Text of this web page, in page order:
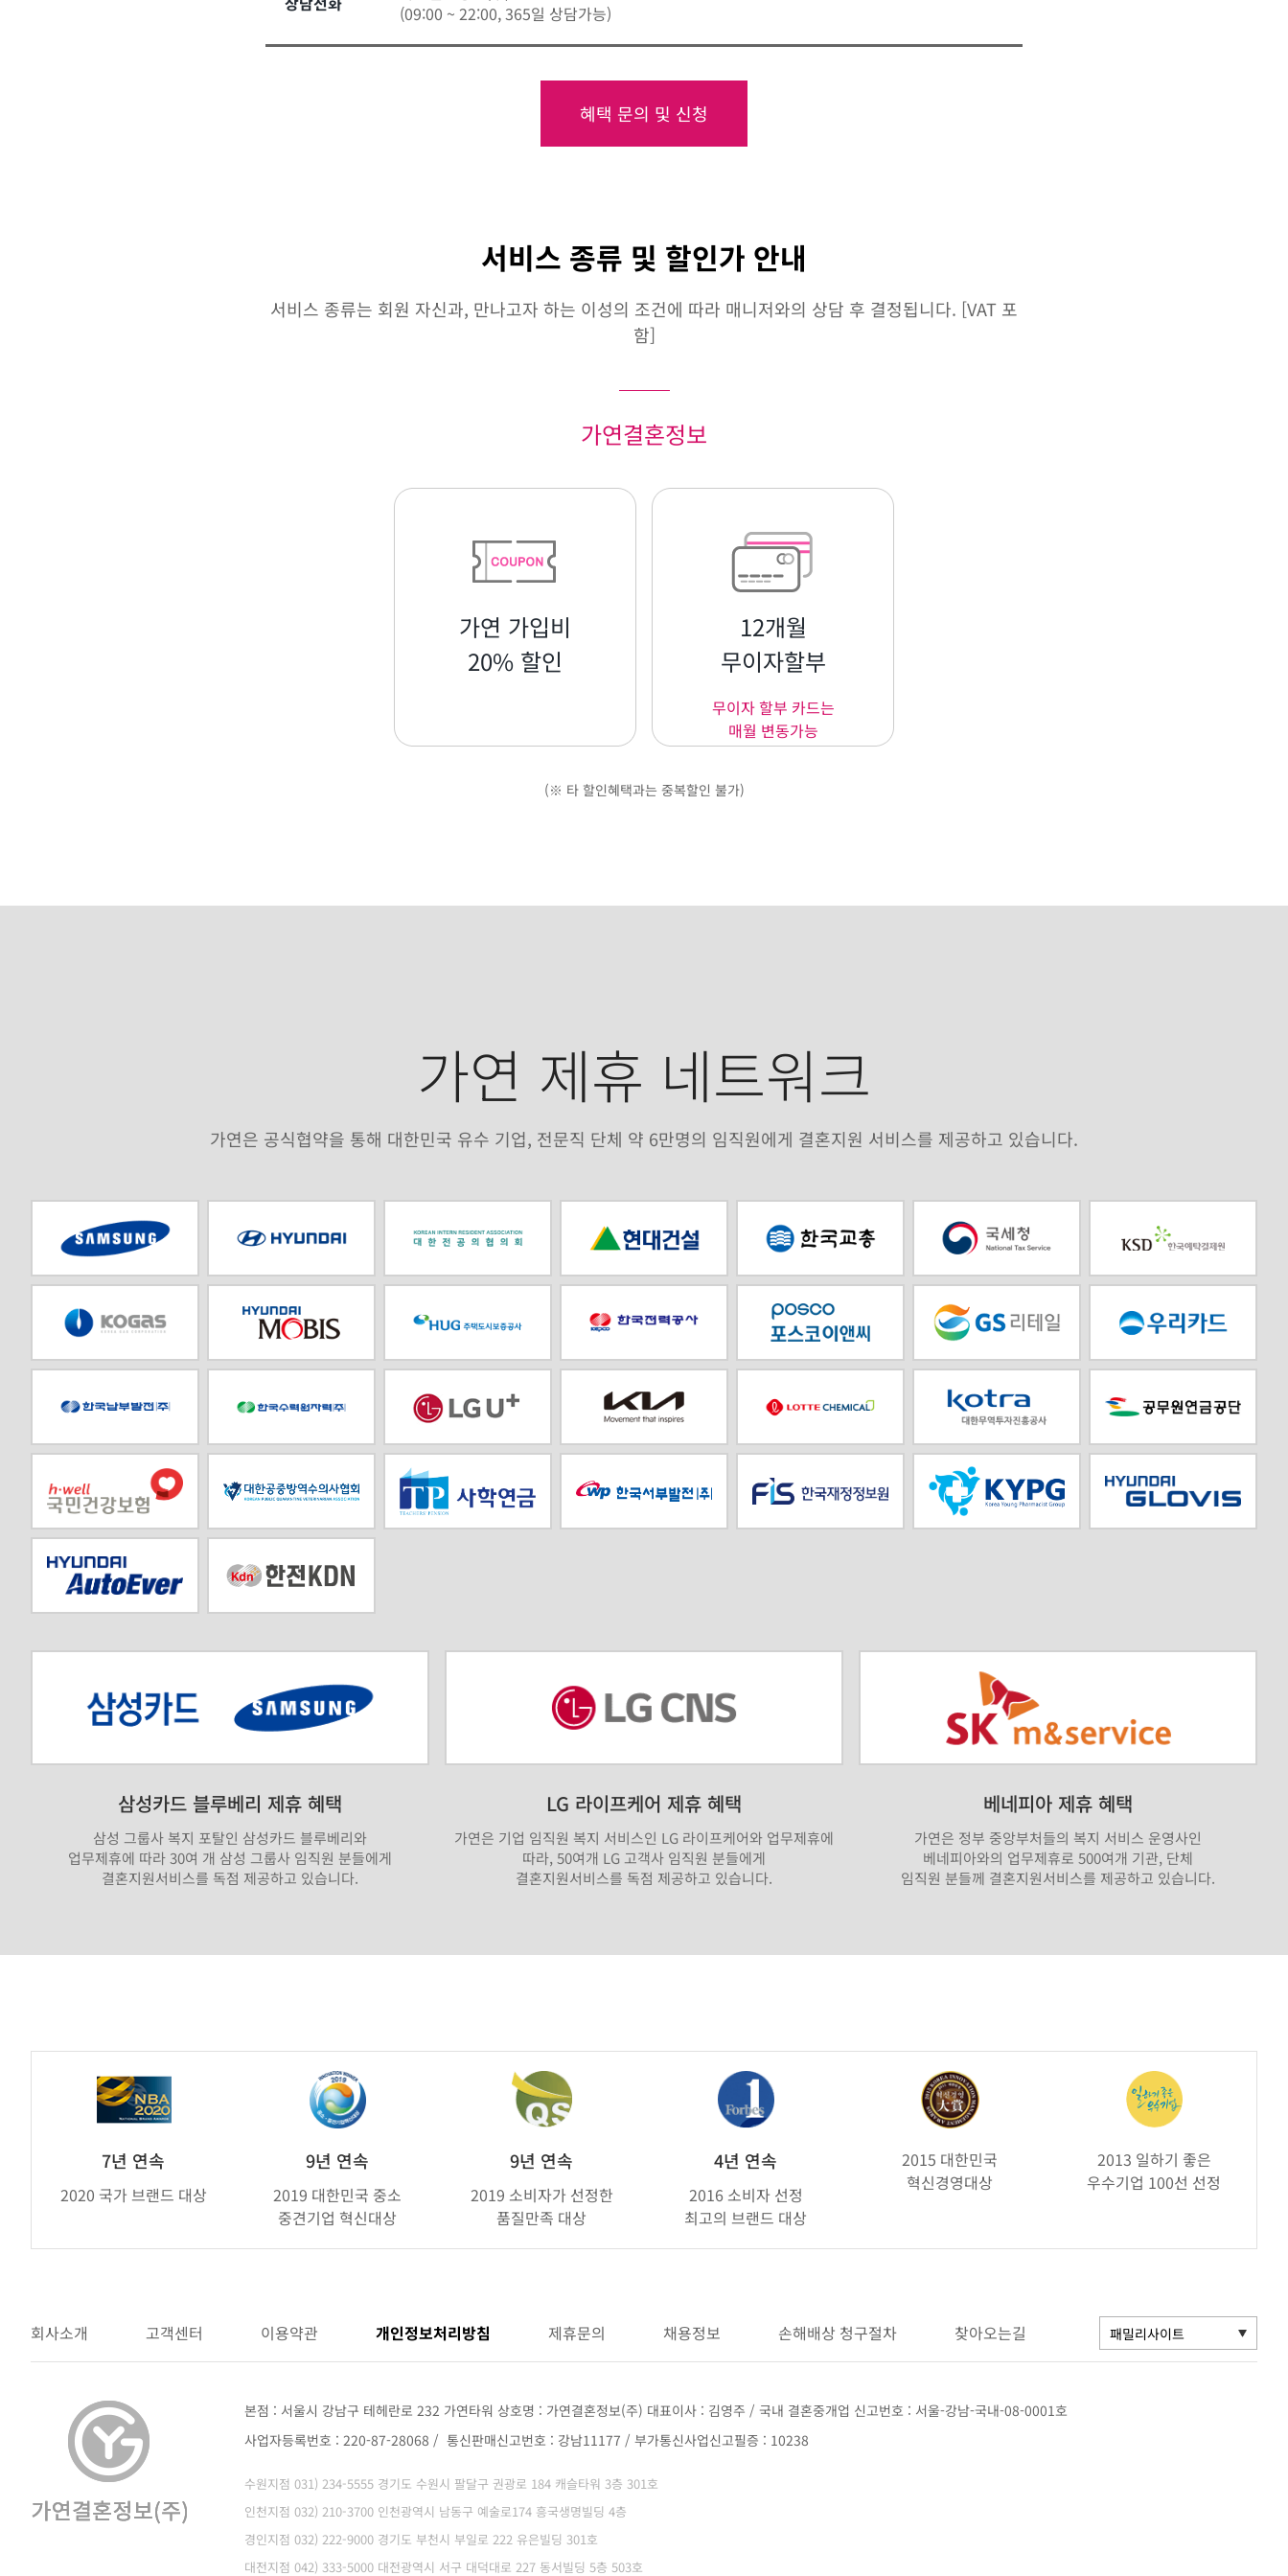
(09:00 ~ 22:00, 365일 상담가능)
혜택 문의 및 신청
서비스 종류 및 할인가 안내
서비스 종류는 회원 자신과, 만나고자 하는 이성의 조건에 따라 매니저와의 상담 후 결정됩니다. [VAT 포
함]
가연결혼정보
가연 가입비
20% 할인
12개월
무이자할부
무이자 할부 카드는
매월 변동가능
(※ 타 할인혜택과는 중복할인 불가)
가연 제휴 네트워크
가연은 공식협약을 통해 대한민국 유수 기업, 전문직 단체 약 6만명의 임직원에게 결혼지원 서비스를 제공하고 있습니다.
삼성카드 블루베리 제휴 혜택
삼성 그룹사 복지 포탈인 삼성카드 블루베리와
업무제휴에 따라 30여 개 삼성 그룹사 임직원 분들에게
결혼지원서비스를 독점 제공하고 있습니다.
LG 라이프케어 제휴 혜택
가연은 기업 임직원 복지 서비스인 LG 라이프케어와 업무제휴에
따라, 50여개 LG 고객사 임직원 분들에게
결혼지원서비스를 독점 제공하고 있습니다.
베네피아 제휴 혜택
가연은 정부 중앙부처들의 복지 서비스 운영사인
베네피아와의 업무제휴로 500여개 기관, 단체
임직원 분들께 결혼지원서비스를 제공하고 있습니다.
7년 연속
2020 국가 브랜드 대상
9년 연속
2019 대한민국 중소
중견기업 혁신대상
9년 연속
2019 소비자가 선정한
품질만족 대상
4년 연속
2016 소비자 선정
최고의 브랜드 대상
2015 대한민국
혁신경영대상
2013 일하기 좋은
우수기업 100선 선정
회사소개 고객센터 이용약관 개인정보처리방침 제휴문의 채용정보 손해배상 청구절차 찾아오는길
본점 : 서울시 강남구 테헤란로 232 가연타워 상호명 : 가연결혼정보(주) 대표이사 : 김영주 / 국내 결혼중개업 신고번호 : 서울-강남-국내-08-0001호
사업자등록번호 : 220-87-28068 / 통신판매신고번호 : 강남11177 / 부가통신사업신고필증 : 10238
수원지점 031) 234-5555 경기도 수원시 팔달구 권광로 184 캐슬타워 3층 301호
인천지점 032) 210-3700 인천광역시 남동구 예술로174 흥국생명빌딩 4층
경인지점 032) 222-9000 경기도 부천시 부일로 222 유은빌딩 301호
대전지점 042) 333-5000 대전광역시 서구 대덕대로 227 동서빌딩 5층 503호